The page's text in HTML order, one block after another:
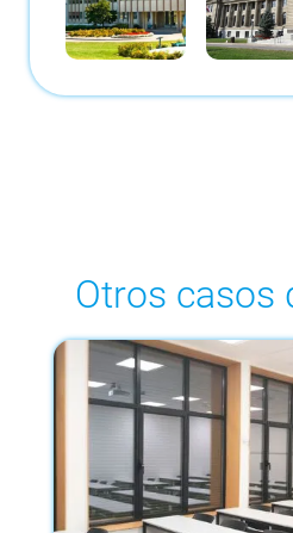
Otros casos